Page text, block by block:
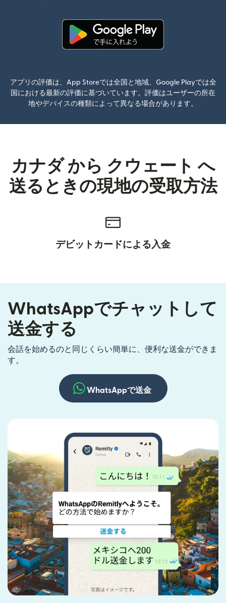
アプリの評価は、App Storeでは全国と地域、Google Playでは全
国における最新の評価に基づいています。評価はユーザーの所在
地やデバイスの種類によって異なる場合があります。
カナダ から クウェート へ
送るときの現地の受取方法
デビットカードによる入金
WhatsAppでチャットして
送金する
会話を始めるのと同じくらい簡単に、便利な送金ができま
す。
WhatsAppで送金